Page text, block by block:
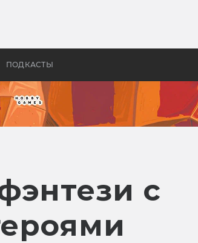
ПОДКАСТЫ
колец»
фильмы ужасов
с